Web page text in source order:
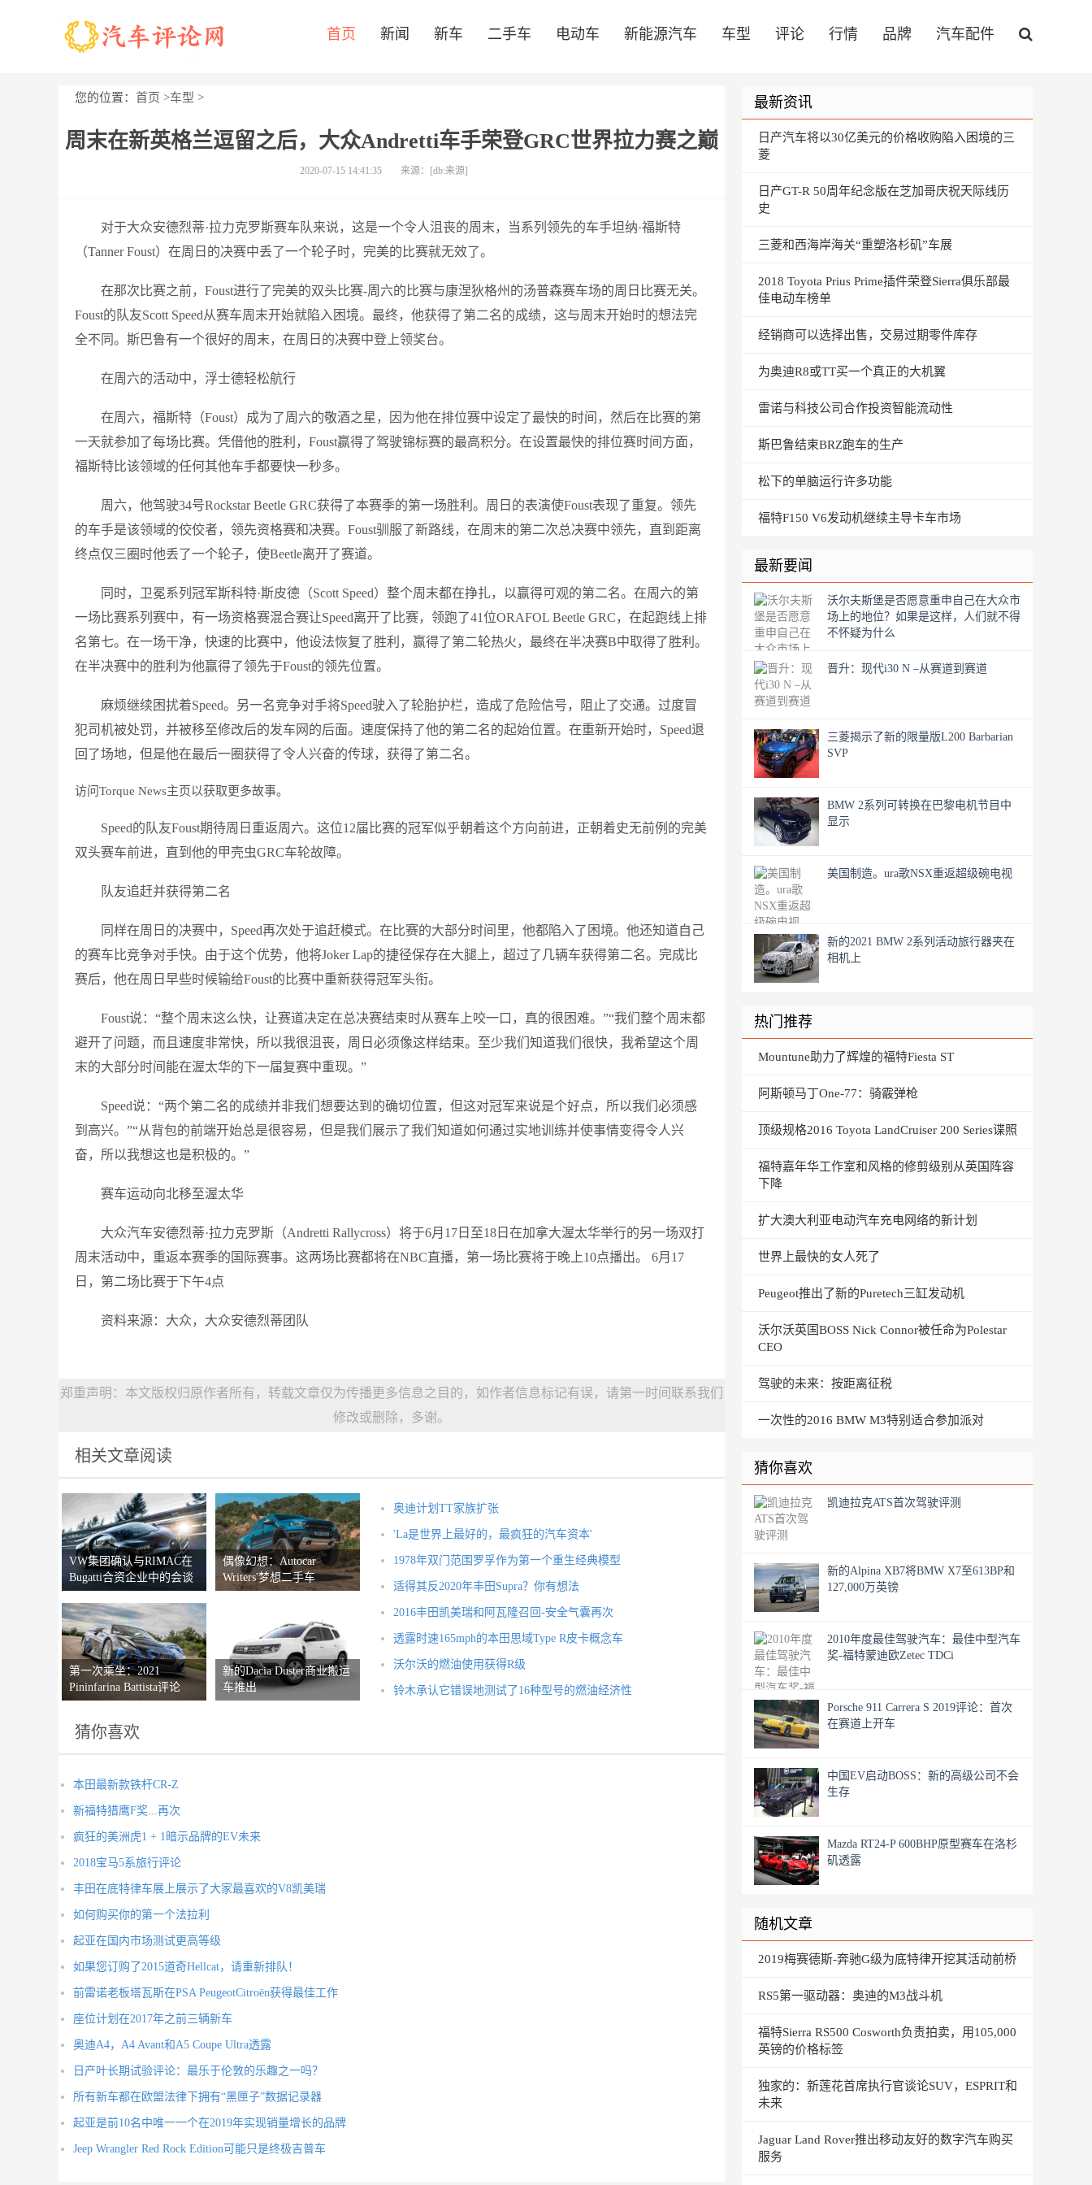
首页 新闻 新车 二手车 电动车 新能源汽车 车型 评论 行情 品牌 汽车配件
您的位置： 首页 >车型 >
周末在新英格兰逗留之后，大众Andretti车手荣登GRC世界拉力赛之巅
2020-07-15 14:41:35 来源：[db:来源]
对于大众安德烈蒂·拉力克罗斯赛车队来说，这是一个令人沮丧的周末，当系列领先的车手坦纳·福斯特
（Tanner Foust）在周日的决赛中丢了一个轮子时，完美的比赛就无效了。
在那次比赛之前，Foust进行了完美的双头比赛-周六的比赛与康涅狄格州的汤普森赛车场的周日比赛无关。
Foust的队友Scott Speed从赛车周末开始就陷入困境。最终，他获得了第二名的成绩，这与周末开始时的想法完
全不同。斯巴鲁有一个很好的周末，在周日的决赛中登上领奖台。
在周六的活动中，浮士德轻松航行
在周六，福斯特（Foust）成为了周六的敬酒之星，因为他在排位赛中设定了最快的时间，然后在比赛的第
一天就参加了每场比赛。凭借他的胜利，Foust赢得了驾驶锦标赛的最高积分。在设置最快的排位赛时间方面，
福斯特比该领域的任何其他车手都要快一秒多。
周六，他驾驶34号Rockstar Beetle GRC获得了本赛季的第一场胜利。周日的表演使Foust表现了重复。领先
的车手是该领域的佼佼者，领先资格赛和决赛。Foust驯服了新路线，在周末的第二次总决赛中领先，直到距离
终点仅三圈时他丢了一个轮子，使Beetle离开了赛道。
同时，卫冕系列冠军斯科特·斯皮德（Scott Speed）整个周末都在挣扎，以赢得可观的第二名。在周六的第
一场比赛系列赛中，有一场资格赛混合赛让Speed离开了比赛，领跑了41位ORAFOL Beetle GRC，在起跑线上排
名第七。在一场干净，快速的比赛中，他设法恢复了胜利，赢得了第二轮热火，最终在半决赛B中取得了胜利。
在半决赛中的胜利为他赢得了领先于Foust的领先位置。
麻烦继续困扰着Speed。另一名竞争对手将Speed驶入了轮胎护栏，造成了危险信号，阻止了交通。过度冒
犯司机被处罚，并被移至修改后的发车网的后面。速度保持了他的第二名的起始位置。在重新开始时，Speed退
回了场地，但是他在最后一圈获得了令人兴奋的传球，获得了第二名。
访问Torque News主页以获取更多故事。
Speed的队友Foust期待周日重返周六。这位12届比赛的冠军似乎朝着这个方向前进，正朝着史无前例的完美
双头赛车前进，直到他的甲壳虫GRC车轮故障。
队友追赶并获得第二名
同样在周日的决赛中，Speed再次处于追赶模式。在比赛的大部分时间里，他都陷入了困境。他还知道自己
的赛车比竞争对手快。由于这个优势，他将Joker Lap的捷径保存在大腿上，超过了几辆车获得第二名。完成比
赛后，他在周日早些时候输给Foust的比赛中重新获得冠军头衔。
Foust说：“整个周末这么快，让赛道决定在总决赛结束时从赛车上咬一口，真的很困难。”“我们整个周末都
避开了问题，而且速度非常快，所以我很沮丧，周日必须像这样结束。至少我们知道我们很快，我希望这个周
末的大部分时间能在渥太华的下一届复赛中重现。”
Speed说：“两个第二名的成绩并非我们想要达到的确切位置，但这对冠军来说是个好点，所以我们必须感
到高兴。”“从背包的前端开始总是很容易，但是我们展示了我们知道如何通过实地训练并使事情变得令人兴
奋，所以我想这也是积极的。”
赛车运动向北移至渥太华
大众汽车安德烈蒂·拉力克罗斯（Andretti Rallycross）将于6月17日至18日在加拿大渥太华举行的另一场双打
周末活动中，重返本赛季的国际赛事。这两场比赛都将在NBC直播，第一场比赛将于晚上10点播出。 6月17
日，第二场比赛于下午4点
资料来源：大众，大众安德烈蒂团队
郑重声明：本文版权归原作者所有，转载文章仅为传播更多信息之目的，如作者信息标记有误，请第一时间联系我们
修改或删除，多谢。
相关文章阅读
VW集团确认与RIMAC在
Bugatti合资企业中的会谈
偶像幻想：Autocar
Writers'梦想二手车
第一次乘坐：2021
Pininfarina Battista评论
新的Dacia Duster商业搬运
车推出
奥迪计划TT家族扩张
'La是世界上最好的，最疯狂的汽车资本'
1978年双门范围罗孚作为第一个重生经典模型
适得其反2020年丰田Supra？你有想法
2016丰田凯美瑞和阿瓦隆召回-安全气囊再次
透露时速165mph的本田思域Type R皮卡概念车
沃尔沃的燃油使用获得R级
铃木承认它错误地测试了16种型号的燃油经济性
猜你喜欢
本田最新款铁杆CR-Z
新福特猎鹰F奖...再次
疯狂的美洲虎1 + 1暗示品牌的EV未来
2018宝马5系旅行评论
丰田在底特律车展上展示了大家最喜欢的V8凯美瑞
如何购买你的第一个法拉利
起亚在国内市场测试更高等级
如果您订购了2015道奇Hellcat，请重新排队！
前雷诺老板塔瓦斯在PSA PeugeotCitroën获得最佳工作
座位计划在2017年之前三辆新车
奥迪A4，A4 Avant和A5 Coupe Ultra透露
日产叶长期试验评论：最乐于伦敦的乐趣之一吗？
所有新车都在欧盟法律下拥有“黑匣子”数据记录器
起亚是前10名中唯一一个在2019年实现销量增长的品牌
Jeep Wrangler Red Rock Edition可能只是终极吉普车
最新资讯
日产汽车将以30亿美元的价格收购陷入困境的三
菱
日产GT-R 50周年纪念版在芝加哥庆祝天际线历
史
三菱和西海岸海关“重塑洛杉矶”车展
2018 Toyota Prius Prime插件荣登Sierra俱乐部最
佳电动车榜单
经销商可以选择出售，交易过期零件库存
为奥迪R8或TT买一个真正的大机翼
雷诺与科技公司合作投资智能流动性
斯巴鲁结束BRZ跑车的生产
松下的单脑运行许多功能
福特F150 V6发动机继续主导卡车市场
最新要闻
沃尔夫斯堡是否愿意重申自己在大众市
场上的地位？如果是这样，人们就不得
不怀疑为什么
晋升：现代i30 N –从赛道到赛道
三菱揭示了新的限量版L200 Barbarian
SVP
BMW 2系列可转换在巴黎电机节目中
显示
美国制造。ura歌NSX重返超级碗电视
新的2021 BMW 2系列活动旅行器夹在
相机上
热门推荐
Mountune助力了辉煌的福特Fiesta ST
阿斯顿马丁One-77：骑霰弹枪
顶级规格2016 Toyota LandCruiser 200 Series谍照
福特嘉年华工作室和风格的修剪级别从英国阵容
下降
扩大澳大利亚电动汽车充电网络的新计划
世界上最快的女人死了
Peugeot推出了新的Puretech三缸发动机
沃尔沃英国BOSS Nick Connor被任命为Polestar
CEO
驾驶的未来：按距离征税
一次性的2016 BMW M3特别适合参加派对
猜你喜欢
凯迪拉克ATS首次驾驶评测
新的Alpina XB7将BMW X7至613BP和
127,000万英镑
2010年度最佳驾驶汽车：最佳中型汽车
奖-福特蒙迪欧Zetec TDCi
Porsche 911 Carrera S 2019评论：首次
在赛道上开车
中国EV启动BOSS：新的高级公司不会
生存
Mazda RT24-P 600BHP原型赛车在洛杉
矶透露
随机文章
2019梅赛德斯-奔驰G级为底特律开挖其活动前桥
RS5第一驱动器：奥迪的M3战斗机
福特Sierra RS500 Cosworth负责拍卖，用105,000
英镑的价格标签
独家的：新莲花首席执行官谈论SUV，ESPRIT和
未来
Jaguar Land Rover推出移动友好的数字汽车购买
服务